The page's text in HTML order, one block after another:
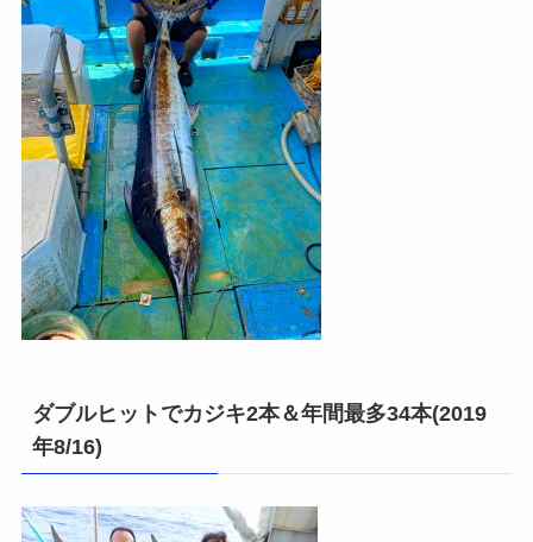
ダブルヒットでカジキ2本＆年間最多34本(2019
年8/16)